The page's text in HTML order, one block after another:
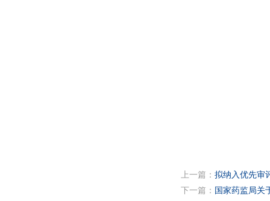
上一篇： 拟纳入优先审
下一篇： 国家药监局关